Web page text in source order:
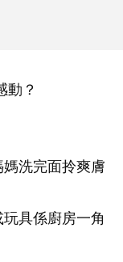
動？
洗完面拎爽膚
具係廚房一角